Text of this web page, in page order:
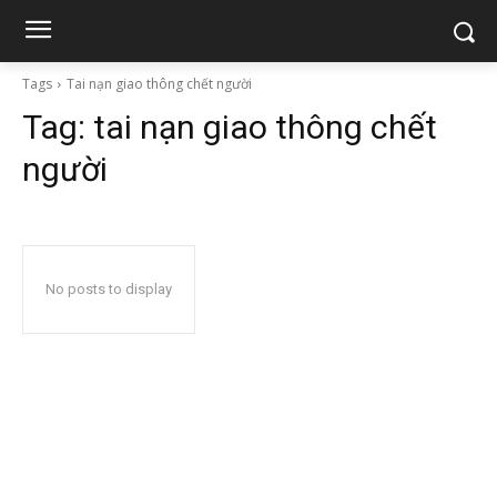
Tags Tai nạn giao thông chết người
Tag: tai nạn giao thông chết
người
No posts to display